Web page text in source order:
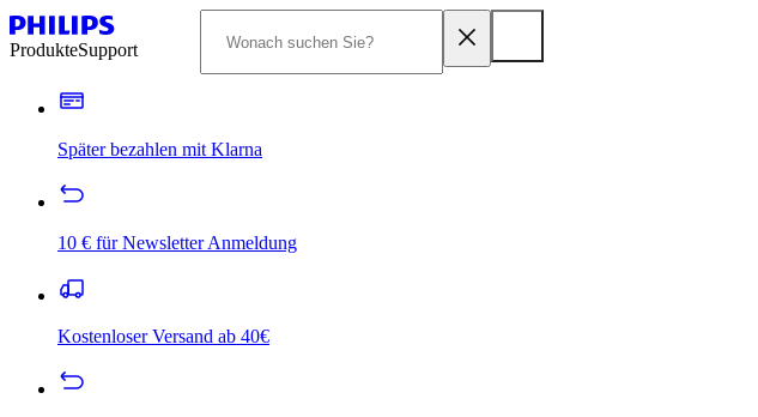
ProdukteSupport
Später bezahlen mit Klarna
10 € für Newsletter Anmeldung
Kostenloser Versand ab 40€